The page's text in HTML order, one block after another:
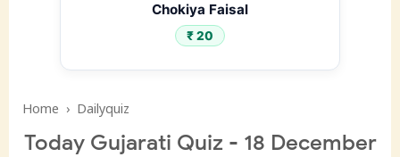
Chokiya Faisal
₹ 20
Home › Dailyquiz
Today Gujarati Quiz - 18 December